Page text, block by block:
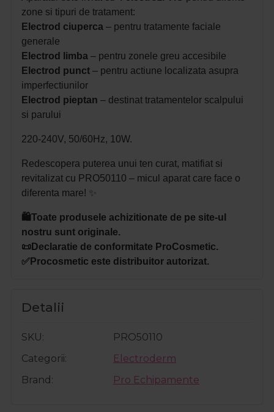
zone si tipuri de tratament:
Electrod ciuperca – pentru tratamente faciale
generale
Electrod limba – pentru zonele greu accesibile
Electrod punct – pentru actiune localizata asupra
imperfectiunilor
Electrod pieptan – destinat tratamentelor scalpului
si parului
220-240V, 50/60Hz, 10W.
Redescopera puterea unui ten curat, matifiat si
revitalizat cu PRO50110 – micul aparat care face o
diferenta mare! ✨
🛍️Toate produsele achizitionate de pe site-ul
nostru sunt originale.
📜Declaratie de conformitate ProCosmetic.
✅Procosmetic este distribuitor autorizat.
Detalii
SKU
PRO50110
Categorii
Electroderm
Brand
Pro Echipamente